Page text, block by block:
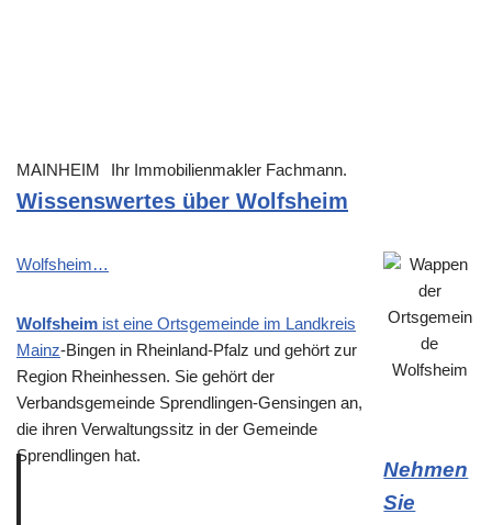
MAINHEIM Ihr Immobilienmakler Fachmann.
Wissenswertes über Wolfsheim
Wolfsheim…
Wolfsheim ist eine Ortsgemeinde im Landkreis
Mainz-Bingen in Rheinland-Pfalz und gehört zur
Region Rheinhessen. Sie gehört der
Verbandsgemeinde Sprendlingen-Gensingen an,
die ihren Verwaltungssitz in der Gemeinde
Sprendlingen hat.
Nehmen
Sie